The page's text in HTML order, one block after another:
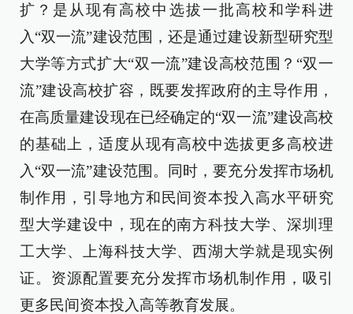
扩？是从现有高校中选拔一批高校和学科进
入“双一流”建设范围，还是通过建设新型研究型
大学等方式扩大“双一流”建设高校范围？“双一
流”建设高校扩容，既要发挥政府的主导作用，
在高质量建设现在已经确定的“双一流”建设高校
的基础上，适度从现有高校中选拔更多高校进
入“双一流”建设范围。同时，要充分发挥市场机
制作用，引导地方和民间资本投入高水平研究
型大学建设中，现在的南方科技大学、深圳理
工大学、上海科技大学、西湖大学就是现实例
证。资源配置要充分发挥市场机制作用，吸引
更多民间资本投入高等教育发展。